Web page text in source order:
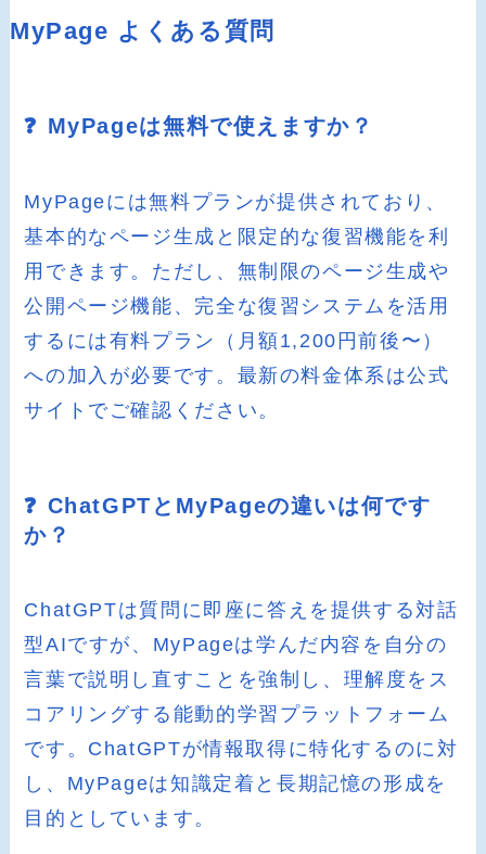
MyPage よくある質問
❓ MyPageは無料で使えますか？
MyPageには無料プランが提供されており、
基本的なページ生成と限定的な復習機能を利
用できます。ただし、無制限のページ生成や
公開ページ機能、完全な復習システムを活用
するには有料プラン（月額1,200円前後〜）
への加入が必要です。最新の料金体系は公式
サイトでご確認ください。
❓ ChatGPTとMyPageの違いは何です
か？
ChatGPTは質問に即座に答えを提供する対話
型AIですが、MyPageは学んだ内容を自分の
言葉で説明し直すことを強制し、理解度をス
コアリングする能動的学習プラットフォーム
です。ChatGPTが情報取得に特化するのに対
し、MyPageは知識定着と長期記憶の形成を
目的としています。